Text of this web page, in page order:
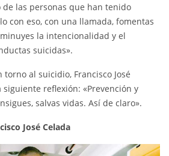
las personas que han tenido
con eso, con una llamada, fomentas
la intencionalidad y el
suicidas».
al suicidio, Francisco José
reflexión: «Prevención y
salvas vidas. Así de claro».
José Celada